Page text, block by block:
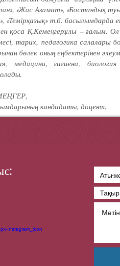
«Жас Аза­мат», «Бостандық
«Темірқазық» т.б. ба­сылымдарда
қоса Қ.Кемеңгерұлы – ғалым. Ол
тарих, педагогика са­лалары
бөлек оның еңбектерінен
медицина, гигие­на,
кандидаты, доцент.